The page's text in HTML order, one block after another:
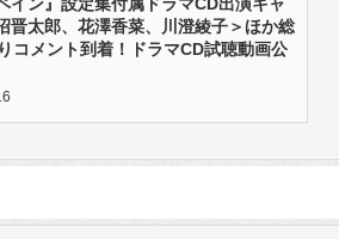
晋太郎、花澤香菜、川澄綾子＞ほか総
コメント到着！ドラマCD試聴動画公